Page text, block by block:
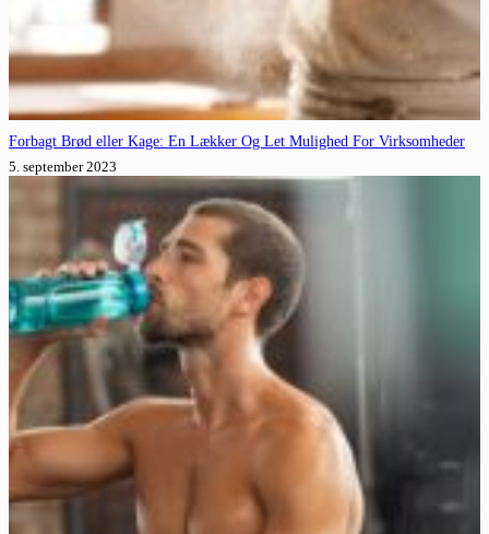
Forbagt Brød eller Kage: En Lækker Og Let Mulighed For Virksomheder
5. september 2023